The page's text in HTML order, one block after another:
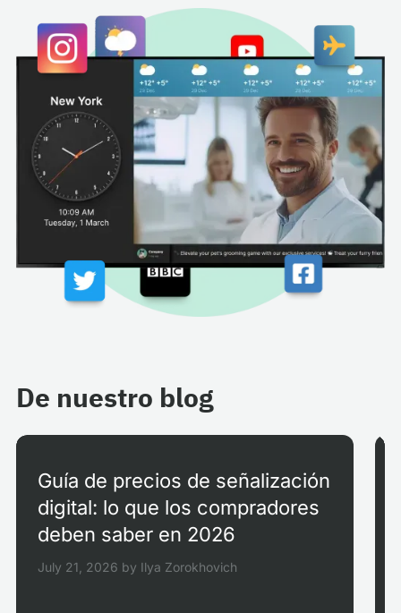
De nuestro blog
Guía de precios de señalización
digital: lo que los compradores
deben saber en 2026
July 21, 2026 by Ilya Zorokhovich